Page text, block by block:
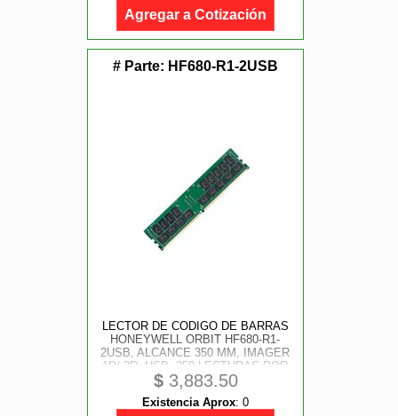
Agregar a Cotización
# Parte: HF680-R1-2USB
LECTOR DE CODIGO DE BARRAS
HONEYWELL ORBIT HF680-R1-
2USB, ALCANCE 350 MM, IMAGER
1D/ 2D, USB, 250 LECTURAS POR
SEGUNDO, NO INCLUYE BASE
$3,883.50
Existencia Aprox: 0